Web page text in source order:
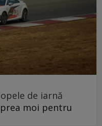
de iarnă
moi pentru